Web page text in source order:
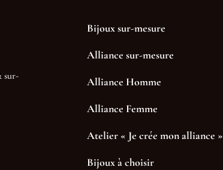
sur-
Bijoux sur-mesure
Alliance sur-mesure
Alliance Homme
Alliance Femme
Atelier « Je crée mon alliance »
Bijoux à choisir